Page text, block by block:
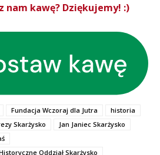
nam kawę? Dziękujemy! :)
Fundacja Wczoraj dla Jutra
historia
Skarżysko
Jan Janiec Skarżysko
Oddział Skarżysko